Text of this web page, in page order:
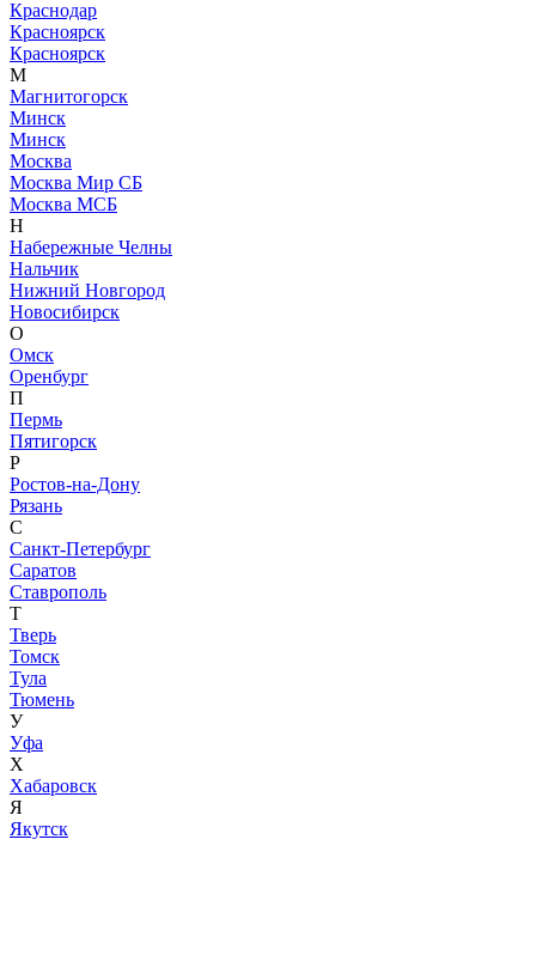
Краснодар
Красноярск
Красноярск
М
Магнитогорск
Минск
Минск
Москва
Москва Мир СБ
Москва МСБ
Н
Набережные Челны
Нальчик
Нижний Новгород
Новосибирск
О
Омск
Оренбург
П
Пермь
Пятигорск
Р
Ростов-на-Дону
Рязань
С
Санкт-Петербург
Саратов
Ставрополь
Т
Тверь
Томск
Тула
Тюмень
У
Уфа
Х
Хабаровск
Я
Якутск